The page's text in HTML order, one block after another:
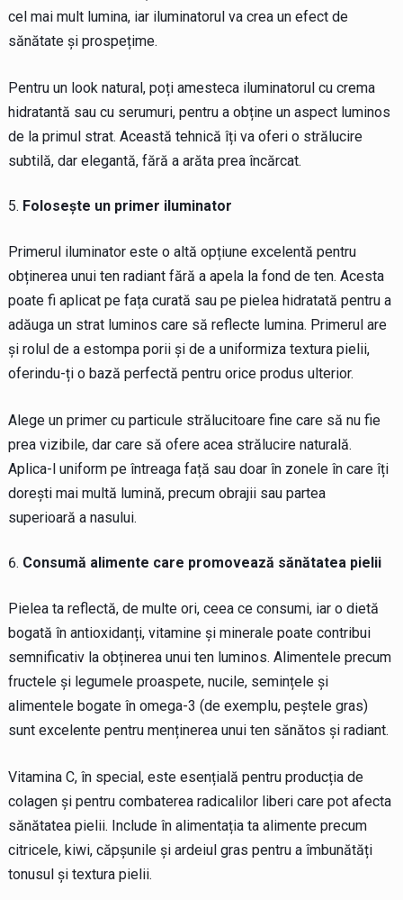
cel mai mult lumina, iar iluminatorul va crea un efect de
sănătate și prospețime.
Pentru un look natural, poți amesteca iluminatorul cu crema
hidratantă sau cu serumuri, pentru a obține un aspect luminos
de la primul strat. Această tehnică îți va oferi o strălucire
subtilă, dar elegantă, fără a arăta prea încărcat.
Folosește un primer iluminator
Primerul iluminator este o altă opțiune excelentă pentru
obținerea unui ten radiant fără a apela la fond de ten. Acesta
poate fi aplicat pe fața curată sau pe pielea hidratată pentru a
adăuga un strat luminos care să reflecte lumina. Primerul are
și rolul de a estompa porii și de a uniformiza textura pielii,
oferindu-ți o bază perfectă pentru orice produs ulterior.
Alege un primer cu particule strălucitoare fine care să nu fie
prea vizibile, dar care să ofere acea strălucire naturală.
Aplica-l uniform pe întreaga față sau doar în zonele în care îți
dorești mai multă lumină, precum obrajii sau partea
superioară a nasului.
Consumă alimente care promovează sănătatea pielii
Pielea ta reflectă, de multe ori, ceea ce consumi, iar o dietă
bogată în antioxidanți, vitamine și minerale poate contribui
semnificativ la obținerea unui ten luminos. Alimentele precum
fructele și legumele proaspete, nucile, semințele și
alimentele bogate în omega-3 (de exemplu, peștele gras)
sunt excelente pentru menținerea unui ten sănătos și radiant.
Vitamina C, în special, este esențială pentru producția de
colagen și pentru combaterea radicalilor liberi care pot afecta
sănătatea pielii. Include în alimentația ta alimente precum
citricele, kiwi, căpșunile și ardeiul gras pentru a îmbunătăți
tonusul și textura pielii.